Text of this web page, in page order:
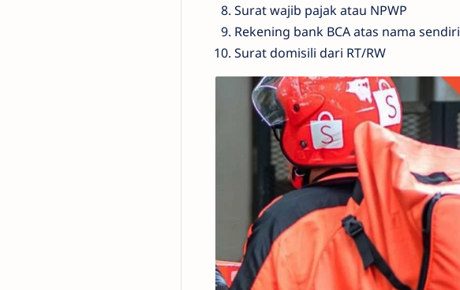
Surat wajib pajak atau NPWP
Rekening bank BCA atas nama sendiri
Surat domisili dari RT/RW